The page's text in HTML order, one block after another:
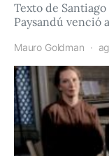
Texto de
Paysandú venció
Mauro Goldman